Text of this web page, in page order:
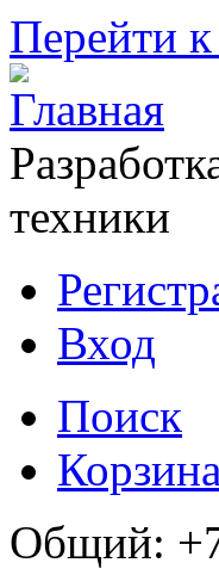
Перейти
техники
Вход
Поиск
Корзина
Общий: